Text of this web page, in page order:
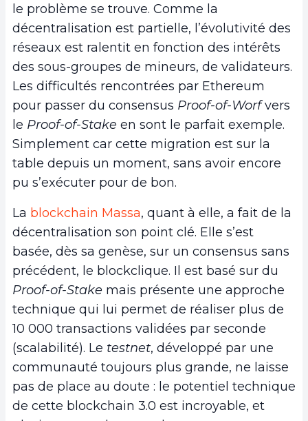
le problème se trouve. Comme la
décentralisation est partielle, l’évolutivité des
réseaux est ralentit en fonction des intérêts
des sous-groupes de mineurs, de validateurs.
Les difficultés rencontrées par Ethereum
pour passer du consensus Proof-of-Worfvers
le Proof-of-Stake en sont le parfait exemple.
Simplement car cette migration est sur la
table depuis un moment, sans avoir encore
pu s’exécuter pour de bon.
La blockchain Massa, quant à elle, a fait de la
décentralisation son point clé. Elle s’est
basée, dès sa genèse, sur un consensus sans
précédent, le blockclique. Il est basé sur du
Proof-of-Stake mais présente une approche
technique qui lui permet de réaliser plus de
10 000 transactions validées par seconde
(scalabilité). Le testnet, développé par une
communauté toujours plus grande, ne laisse
pas de place au doute : le potentiel technique
de cette blockchain 3.0 est incroyable, et